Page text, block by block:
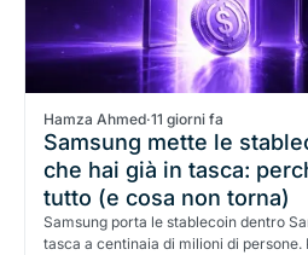
Hamza Ahmed·11 giorni fa
Samsung mette le
che hai già in tasca:
tutto (e cosa non torna)
Samsung porta le stablecoin dentro
tasca a centinaia di milioni di